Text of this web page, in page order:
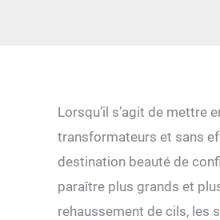
Lorsqu’il s’agit de mettre
transformateurs et sans
destination beauté de
paraître plus grands et
rehaussement de cils, les